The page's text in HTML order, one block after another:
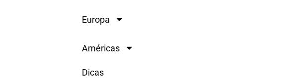
Europa
Américas
Dicas